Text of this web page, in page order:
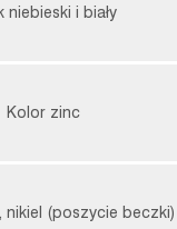
niebieski i biały
Kolor zinc
nikiel (poszycie beczki)